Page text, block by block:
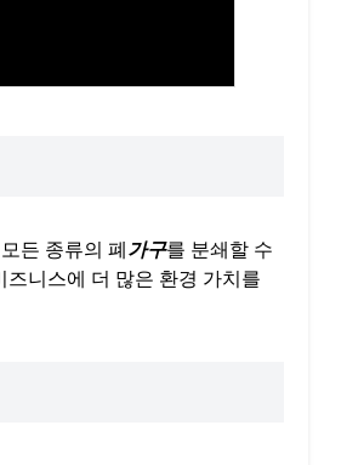
든 종류의 폐가구를 분쇄할 수
니스에 더 많은 환경 가치를